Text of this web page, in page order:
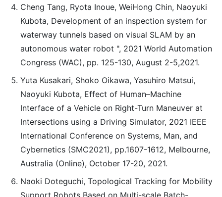
Cheng Tang, Ryota Inoue, WeiHong Chin, Naoyuki
Kubota, Development of an inspection system for
waterway tunnels based on visual SLAM by an
autonomous water robot ", 2021 World Automation
Congress (WAC), pp. 125-130, August 2-5,2021.
Yuta Kusakari, Shoko Oikawa, Yasuhiro Matsui,
Naoyuki Kubota, Effect of Human–Machine
Interface of a Vehicle on Right-Turn Maneuver at
Intersections using a Driving Simulator, 2021 IEEE
International Conference on Systems, Man, and
Cybernetics (SMC2021), pp.1607-1612, Melbourne,
Australia (Online), October 17-20, 2021.
Naoki Doteguchi, Topological Tracking for Mobility
Support Robots Based on Multi-scale Batch-